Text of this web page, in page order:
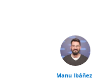
Manu Ibáñez